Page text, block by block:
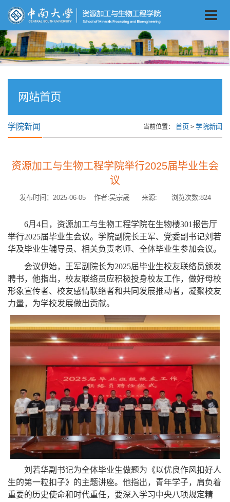
网站首页
学院新闻 当前位置： 首页 > 学院新闻
资源加工与生物工程学院举行2025届毕业生会
议
发布时间：2025-06-05 作者:吴宗晟 来源: 浏览次数:824
6月 4 日，资源加工与生物工程学院在生物楼301报告厅
举行2025届毕业生会议。学院副院长王军、党委副书记刘若
华及毕业生辅导员、相关负责老师、全体毕业生参加会议。
会议伊始，王军副院长为2025届毕业生校友联络员颁发
聘书，他指出，校友联络员应积极投身校友工作，做好母校
形象宣传者、校友感情联络者和共同发展推动者，凝聚校友
力量，为学校发展做出贡献。
刘若华副书记为全体毕业生做题为《以优良作风扣好人
生的第一粒扣子》的主题讲座。他指出，青年学子，肩负着
重要的历史使命和时代重任，要深入学习中央八项规定精